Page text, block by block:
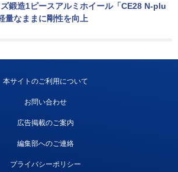
ズ鍛造1ピースアルミホイール「CE28 N-plu
量なままに剛性を向上
本サイトのご利用について
お問い合わせ
広告掲載のご案内
編集部へのご連絡
プライバシーポリシー